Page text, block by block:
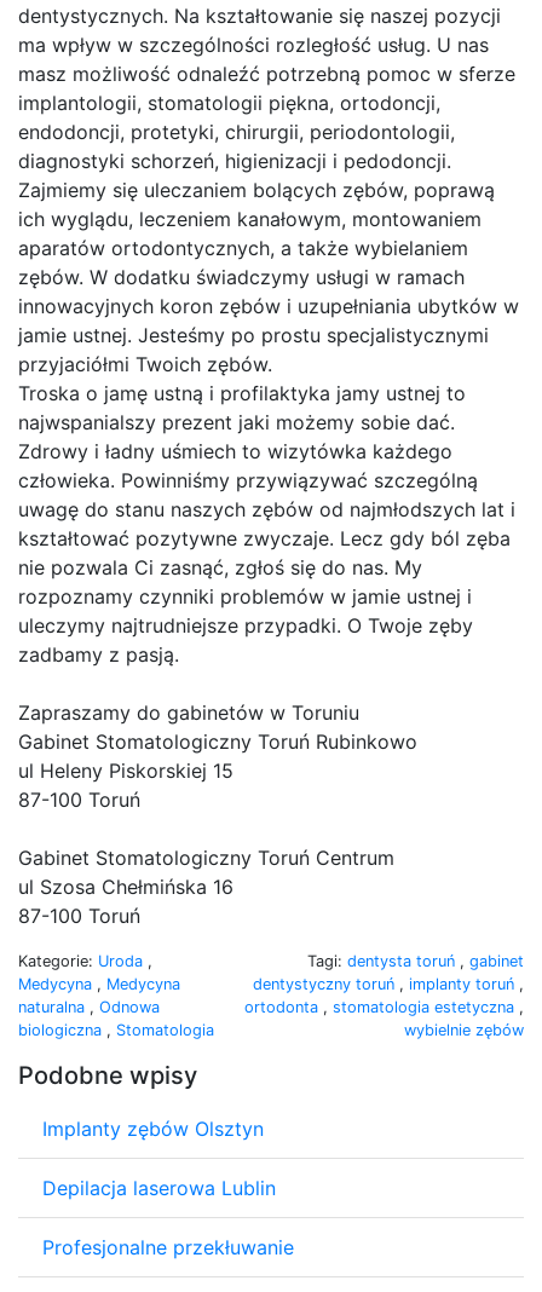
dentystycznych. Na kształtowanie się naszej pozycji
ma wpływ w szczególności rozległość usług. U nas
masz możliwość odnaleźć potrzebną pomoc w sferze
implantologii, stomatologii piękna, ortodoncji,
endodoncji, protetyki, chirurgii, periodontologii,
diagnostyki schorzeń, higienizacji i pedodoncji.
Zajmiemy się uleczaniem bolących zębów, poprawą
ich wyglądu, leczeniem kanałowym, montowaniem
aparatów ortodontycznych, a także wybielaniem
zębów. W dodatku świadczymy usługi w ramach
innowacyjnych koron zębów i uzupełniania ubytków w
jamie ustnej. Jesteśmy po prostu specjalistycznymi
przyjaciółmi Twoich zębów.
Troska o jamę ustną i profilaktyka jamy ustnej to
najwspanialszy prezent jaki możemy sobie dać.
Zdrowy i ładny uśmiech to wizytówka każdego
człowieka. Powinniśmy przywiązywać szczególną
uwagę do stanu naszych zębów od najmłodszych lat i
kształtować pozytywne zwyczaje. Lecz gdy ból zęba
nie pozwala Ci zasnąć, zgłoś się do nas. My
rozpoznamy czynniki problemów w jamie ustnej i
uleczymy najtrudniejsze przypadki. O Twoje zęby
zadbamy z pasją.
Zapraszamy do gabinetów w Toruniu
Gabinet Stomatologiczny Toruń Rubinkowo
ul Heleny Piskorskiej 15
87-100 Toruń
Gabinet Stomatologiczny Toruń Centrum
ul Szosa Chełmińska 16
87-100 Toruń
Kategorie: Uroda ,
Medycyna , Medycyna
naturalna , Odnowa
biologiczna , Stomatologia
Tagi: dentysta toruń , gabinet
dentystyczny toruń , implanty toruń ,
ortodonta , stomatologia estetyczna ,
wybielnie zębów
Podobne wpisy
Implanty zębów Olsztyn
Depilacja laserowa Lublin
Profesjonalne przekłuwanie